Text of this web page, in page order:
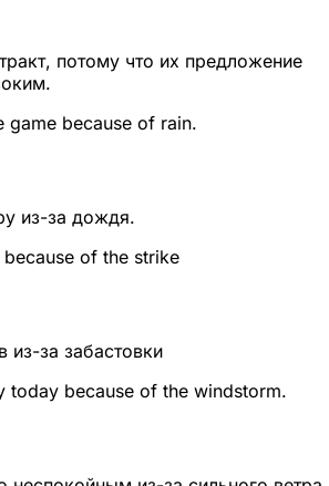
потому что их предложение
game because of rain.
из-за дождя.
of the strike
из-за забастовки
today because of the windstorm.